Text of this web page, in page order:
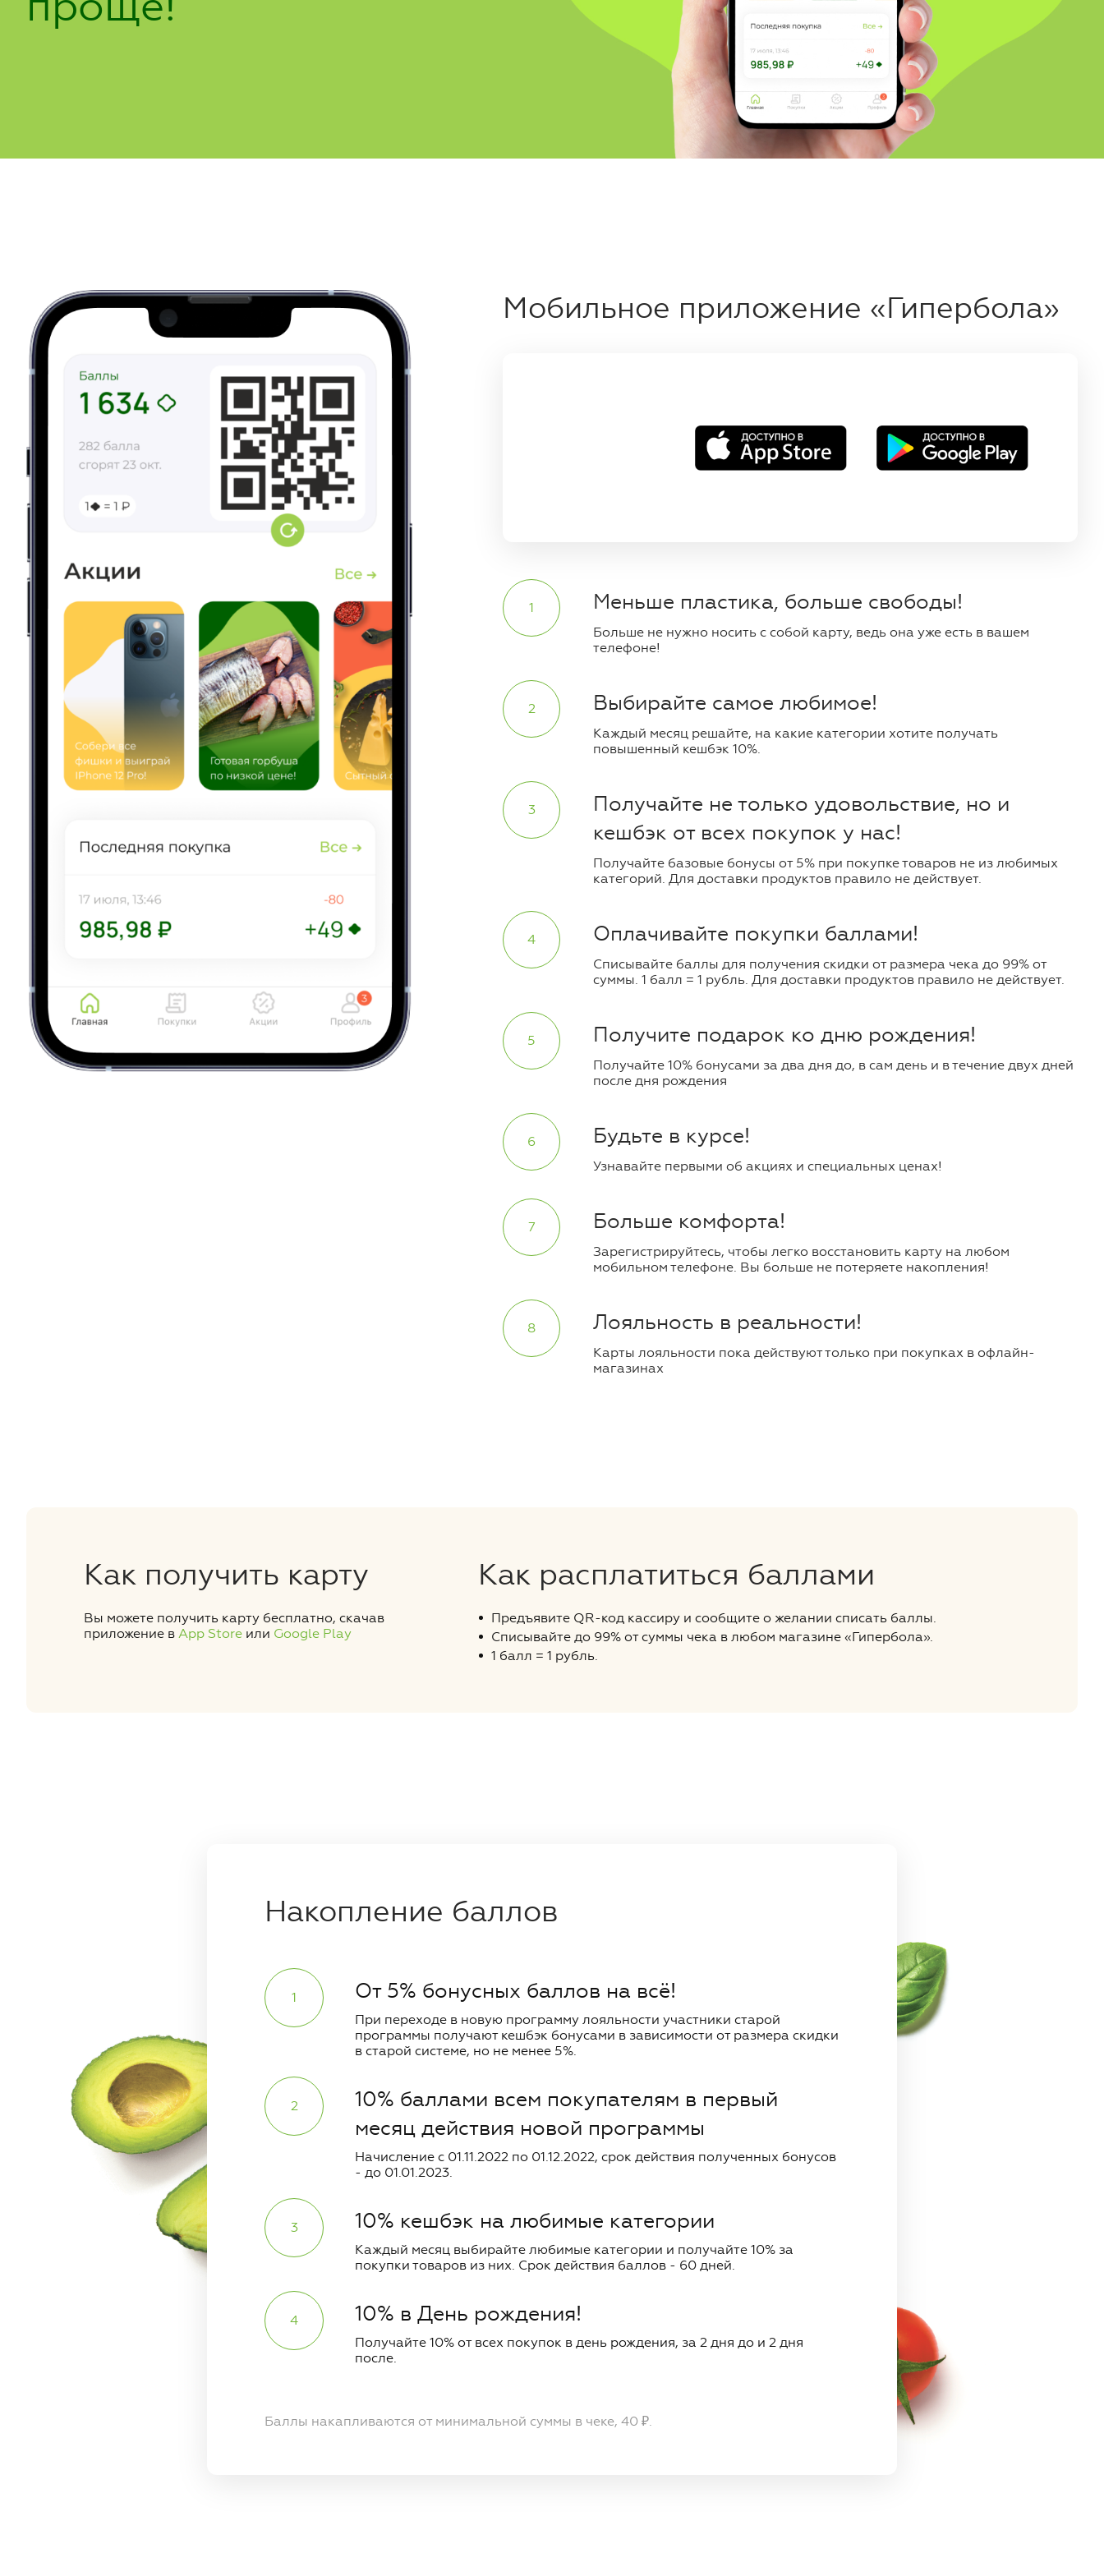
Мобильное приложение «Гипербола»
1 Меньше пластика, больше свободы!
Больше не нужно носить с собой карту, ведь она уже есть в вашем
телефоне!
2 Выбирайте самое любимое!
Каждый месяц решайте, на какие категории хотите получать
повышенный кешбэк 10%.
3
Получайте не только удовольствие, но и
кешбэк от всех покупок у нас!
Получайте базовые бонусы от 5% при покупке товаров не из любимых
категорий. Для доставки продуктов правило не действует.
4 Оплачивайте покупки баллами!
Списывайте баллы для получения скидки от размера чека до 99% от
суммы. 1 балл = 1 рубль. Для доставки продуктов правило не действует.
5 Получите подарок ко дню рождения!
Получайте 10% бонусами за два дня до, в сам день и в течение двух дней
после дня рождения
6 Будьте в курсе!
Узнавайте первыми об акциях и специальных ценах!
7 Больше комфорта!
Зарегистрируйтесь, чтобы легко восстановить карту на любом
мобильном телефоне. Вы больше не потеряете накопления!
8 Лояльность в реальности!
Карты лояльности пока действуют только при покупках в офлайн-
магазинах
Как получить карту
Вы можете получить карту бесплатно, скачав
приложение в App Store или Google Play
Как расплатиться баллами
Предъявите QR-код кассиру и сообщите о желании списать баллы.
Списывайте до 99% от суммы чека в любом магазине «Гипербола».
1 балл = 1 рубль.
Накопление баллов
От 5% бонусных баллов на всё!
При переходе в новую программу лояльности участники старой
программы получают кешбэк бонусами в зависимости от размера скидки
в старой системе, но не менее 5%.
10% баллами всем покупателям в первый
месяц действия новой программы
Начисление с 01.11.2022 по 01.12.2022, срок действия полученных бонусов
- до 01.01.2023.
10% кешбэк на любимые категории
Каждый месяц выбирайте любимые категории и получайте 10% за
покупки товаров из них. Срок действия баллов - 60 дней.
10% в День рождения!
Получайте 10% от всех покупок в день рождения, за 2 дня до и 2 дня
после.
Баллы накапливаются от минимальной суммы в чеке, 40 ₽.
Продолжить